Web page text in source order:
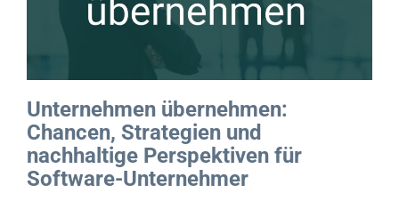
Unternehmen übernehmen:
Chancen, Strategien und
nachhaltige Perspektiven für
Software-Unternehmer